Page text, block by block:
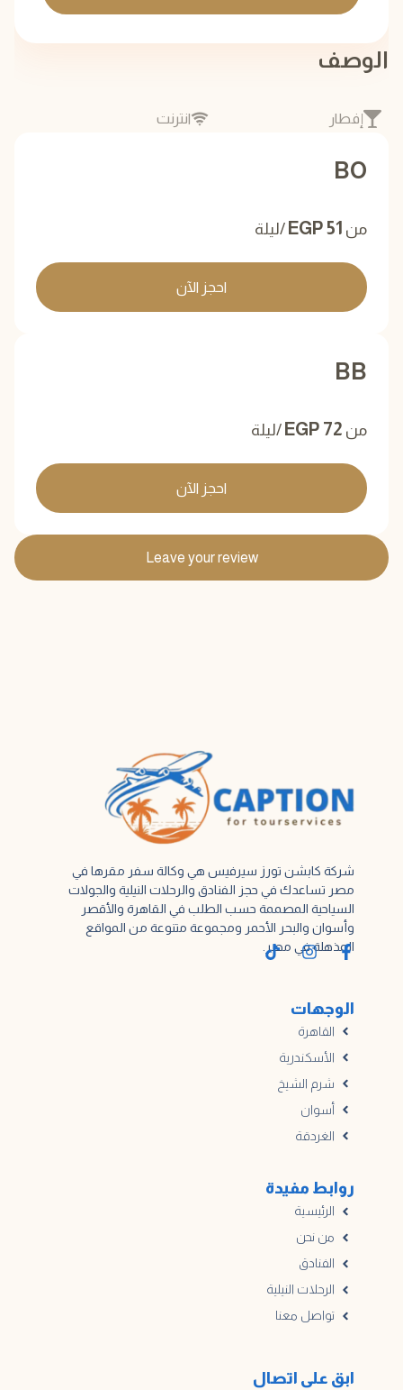
الوصف
إفطار انترنت
BO
من 51
EGP /ليلة
احجز الآن
BB
من 72
EGP /ليلة
احجز الآن
Leave your review
شركة كابشن تورز سيرفيس هي وكالة سفر مقرها في
مصر تساعدك في حجز الفنادق والرحلات النيلية والجولات
السياحية المصممة حسب الطلب في القاهرة والأقصر
وأسوان والبحر الأحمر ومجموعة متنوعة من المواقع
المذهلة في مصر.
روابط مفيدة
الرئيسية
من نحن
الفنادق
الرحلات النيلية
تواصل معنا
الوجهات
القاهرة
الأسكندرية
شرم الشيخ
أسوان
الغردقة
ابق على اتصال